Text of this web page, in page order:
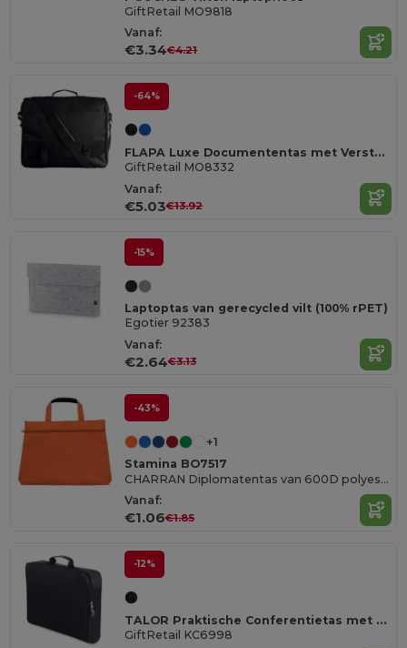
GiftRetail MO9818
Vanaf:
€3.34€4.21
-64%
FLAPA Luxe Documententas met Verstelbare Schouderriem
GiftRetail MO8332
Vanaf:
€5.03€13.92
-15%
Laptoptas van gerecycled vilt (100% rPET)
Egotier 92383
Vanaf:
€2.64€3.13
-43%
+1
Stamina BO7517
CHARRAN Diplomatentas van 600D polyester in verschillende kleuren met handvat en bijpassende ritssluiting
Vanaf:
€1.06€1.85
-12%
TALOR Praktische Conferentietas met Rits
GiftRetail KC6998